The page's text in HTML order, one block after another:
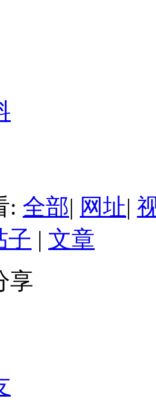
: 全部| 网址|
子 | 文章
享